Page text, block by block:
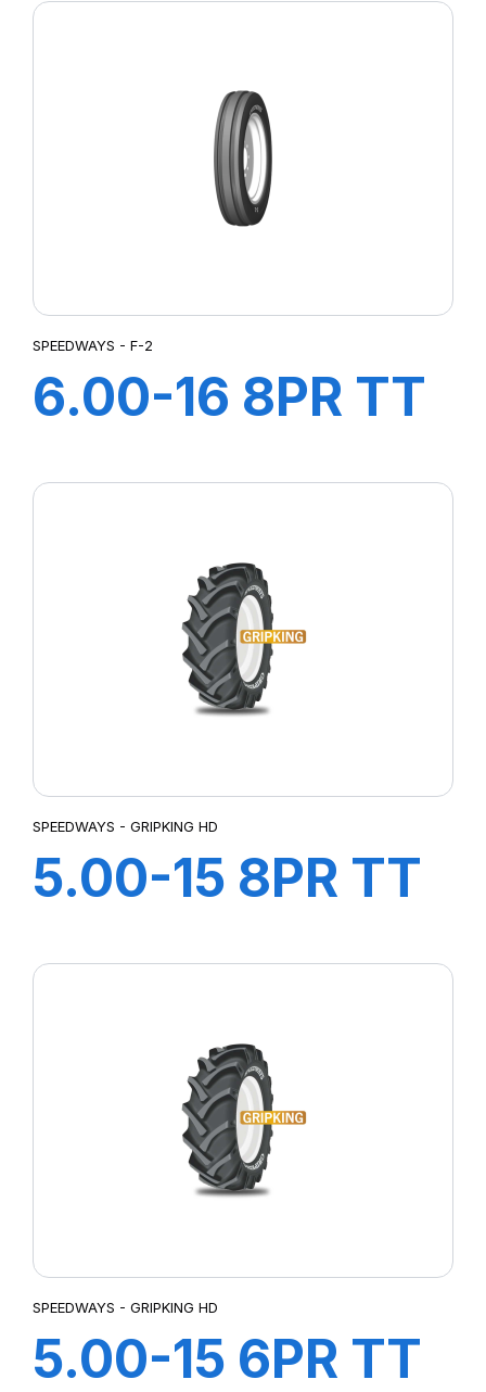
SPEEDWAYS - F-2
6.00-16 8PR TT
SPEEDWAYS - GRIPKING HD
5.00-15 8PR TT
SPEEDWAYS - GRIPKING HD
5.00-15 6PR TT